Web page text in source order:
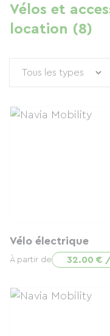
Vélos et
location (8)
Vélo électrique
À partir de 32.00 €